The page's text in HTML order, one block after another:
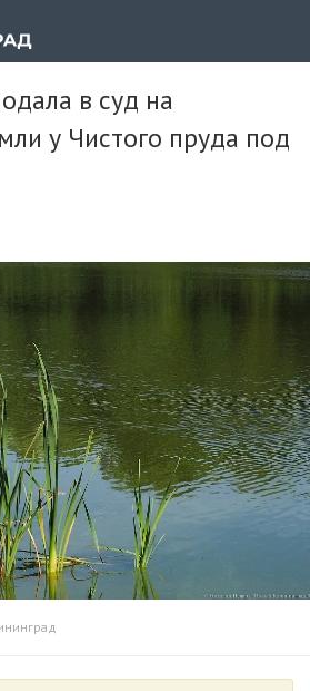
в суд на
у Чистого пруда под